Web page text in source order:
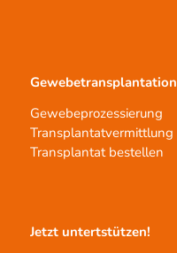
Gewebetransplantation
Gewebeprozessierung
Transplantatvermittlung
Transplantat bestellen
Jetzt untertstützen!